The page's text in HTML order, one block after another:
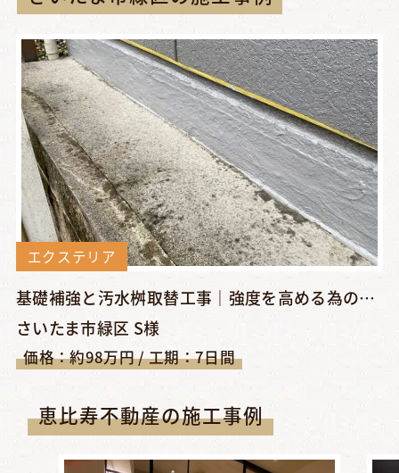
エクステリア
基礎補強と汚水桝取替工事｜強度を高める為の基礎補強、そして汚...
さいたま市緑区 S様
価格：約98万円 / 工期：7日間
恵比寿不動産の施工事例